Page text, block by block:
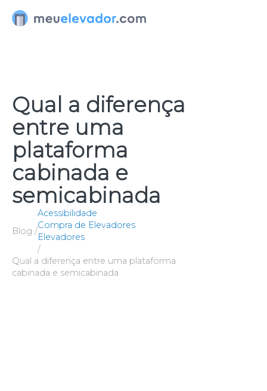
para
Qual a diferença
entre uma
plataforma
cabinada e
semicabinada
Blog /
Acessibilidade
Compra de Elevadores
Elevadores
/
Qual a diferença entre uma plataforma
cabinada e semicabinada